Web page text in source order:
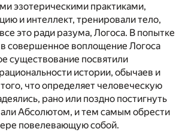
эзотерическими практиками,
и интеллект, тренировали тело,
это ради разума, Логоса. В попытке
в совершенное воплощение Логоса
существование посвятили
истории, обычаев и
что определяет человеческую
рано или поздно постигнуть
Абсолютом, и тем самым обрести
повелевающую собой.